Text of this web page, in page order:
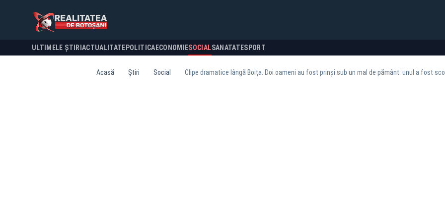
ULTIMELE ȘTIRI ACTUALITATE POLITICA ECONOMIESOCIALSANATATESPORT
Acasă Știri Social Clipe dramatice lângă Boița. Doi oameni au fost prinși sub un mal de pământ: unul a fost